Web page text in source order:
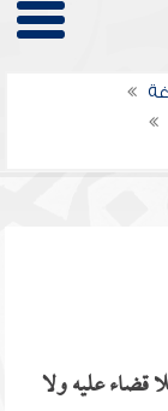
قضاء عليه ولا